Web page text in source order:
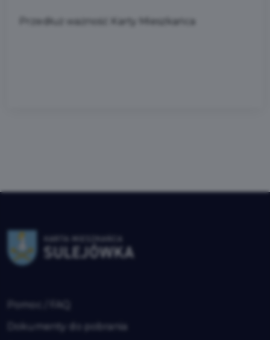
Przedłuż ważność Karty Mieszkańca
Dokumenty do pobrania